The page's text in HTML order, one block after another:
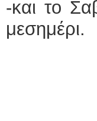
-και το
μεσημέρι.